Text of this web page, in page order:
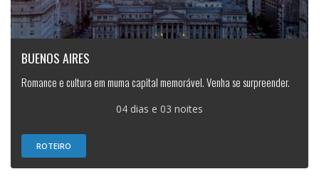
BUENOS AIRES
Romance e cultura em muma capital memorável. Venha se surpreender.
04 dias e 03 noites
ROTEIRO